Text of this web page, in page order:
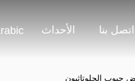
اتصل بنا الأحداث